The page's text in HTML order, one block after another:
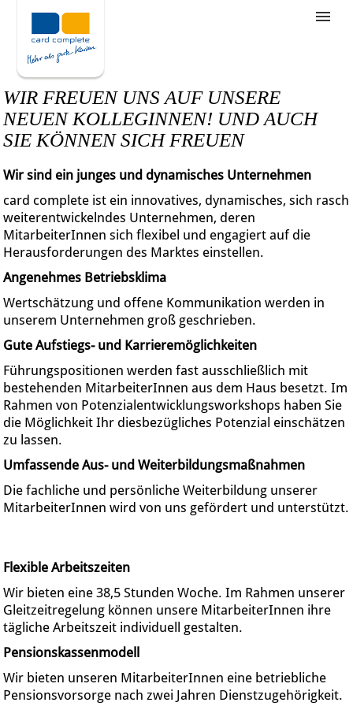
Stellenangebote
Unternehmensziele
Was wir bieten
Wie bewerbe ich mich
WIR FREUEN UNS AUF UNSERE
NEUEN KOLLEGINNEN! UND AUCH
SIE KÖNNEN SICH FREUEN
Wir sind ein junges und dynamisches Unternehmen
card complete ist ein innovatives, dynamisches, sich rasch
weiterentwickelndes Unternehmen, deren
MitarbeiterInnen sich flexibel und engagiert auf die
Herausforderungen des Marktes einstellen.
Angenehmes Betriebsklima
Wertschätzung und offene Kommunikation werden in
unserem Unternehmen groß geschrieben.
Gute Aufstiegs- und Karrieremöglichkeiten
Führungspositionen werden fast ausschließlich mit
bestehenden MitarbeiterInnen aus dem Haus besetzt. Im
Rahmen von Potenzialentwicklungsworkshops haben Sie
die Möglichkeit Ihr diesbezügliches Potenzial einschätzen
zu lassen.
Umfassende Aus- und Weiterbildungsmaßnahmen
Die fachliche und persönliche Weiterbildung unserer
MitarbeiterInnen wird von uns gefördert und unterstützt.
Flexible Arbeitszeiten
Wir bieten eine 38,5 Stunden Woche. Im Rahmen unserer
Gleitzeitregelung können unsere MitarbeiterInnen ihre
tägliche Arbeitszeit individuell gestalten.
Pensionskassenmodell
Wir bieten unseren MitarbeiterInnen eine betriebliche
Pensionsvorsorge nach zwei Jahren Dienstzugehörigkeit.